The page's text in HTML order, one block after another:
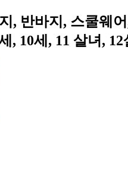
, 반바지, 스쿨웨
, 10세, 11 살녀,